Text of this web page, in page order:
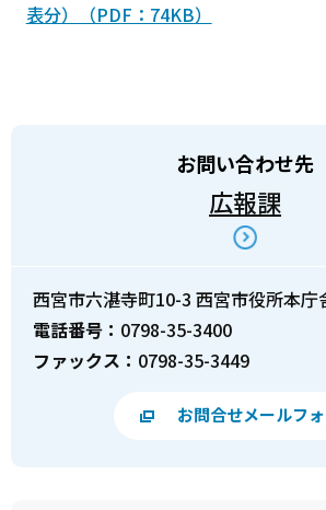
表分）（PDF：74KB）
お問い合わせ先
広報課
西宮市六湛寺町10-3 西宮市役所本庁
電話番号： 0798-35-3400
ファックス： 0798-35-3449
お問合せメールフ